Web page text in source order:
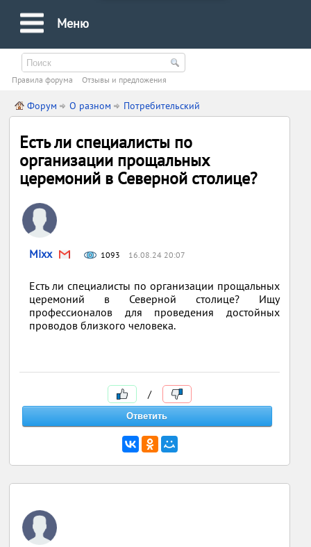
Меню
Правила форума Oтзывы и предложения
Форум О разном Потребительский
Есть ли специалисты по
организации прощальных
церемоний в Северной столице?
Mixx 1093 16.08.24 20:07
Есть ли специалисты по организации прощальных
церемоний в Северной столице? Ищу
профессионалов для проведения достойных
проводов близкого человека.
/